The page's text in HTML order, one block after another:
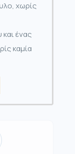
χωρίς
ένας
καμία